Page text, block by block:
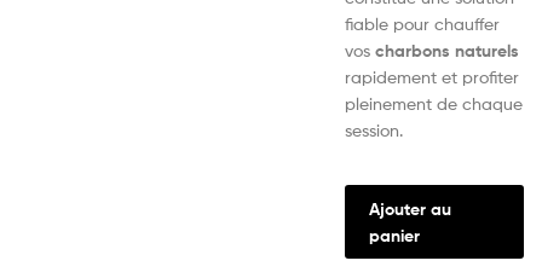
fiable pour chauffer
vos charbons naturels
rapidement et profiter
pleinement de chaque
session.
Ajouter au
panier